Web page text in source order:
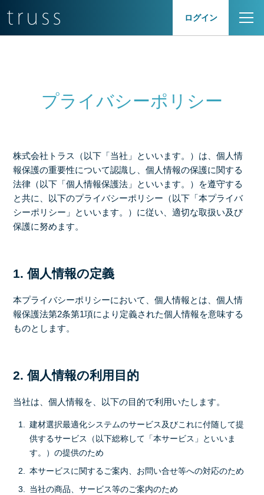
ログイン
プライバシーポリシー
株式会社トラス（以下「当社」といいます。）は、個人情
報保護の重要性について認識し、個人情報の保護に関する
法律（以下「個人情報保護法」といいます。）を遵守する
と共に、以下のプライバシーポリシー（以下「本プライバ
シーポリシー」といいます。）に従い、適切な取扱い及び
保護に努めます。
1. 個人情報の定義
本プライバシーポリシーにおいて、個人情報とは、個人情
報保護法第2条第1項により定義された個人情報を意味する
ものとします。
2. 個人情報の利用目的
当社は、個人情報を、以下の目的で利用いたします。
建材選択最適化システムのサービス及びこれに付随して提
供するサービス（以下総称して「本サービス」といいま
す。）の提供のため
本サービスに関するご案内、お問い合せ等への対応のため
当社の商品、サービス等のご案内のため